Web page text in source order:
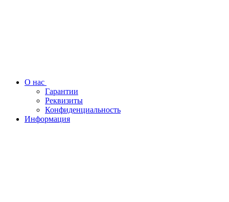
О нас
Гарантии
Реквизиты
Конфиденциальность
Информация